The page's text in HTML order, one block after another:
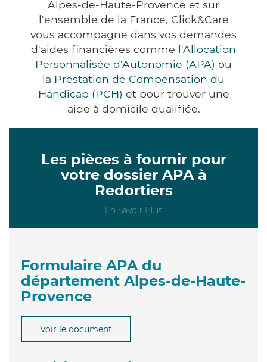
Alpes-de-Haute-Provence et sur
l'ensemble de la France, Click&Care
vous accompagne dans vos demandes
d'aides financières comme l'Allocation
Personnalisée d'Autonomie (APA) ou
la Prestation de Compensation du
Handicap (PCH) et pour trouver une
aide à domicile qualifiée.
Les pièces à fournir pour
votre dossier APA à
Redortiers
En Savoir Plus
Formulaire APA du
département Alpes-de-Haute-
Provence
Voir le document